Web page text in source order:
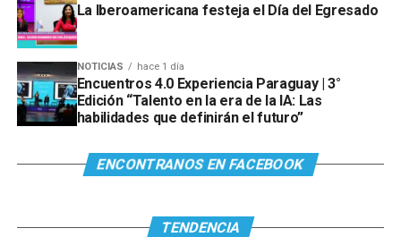
La Iberoamericana festeja el Día del Egresado
NOTICIAS hace 1 día
Encuentros 4.0 Experiencia Paraguay | 3°
Edición “Talento en la era de la IA: Las
habilidades que definirán el futuro”
ENCONTRANOS EN FACEBOOK
TENDENCIA